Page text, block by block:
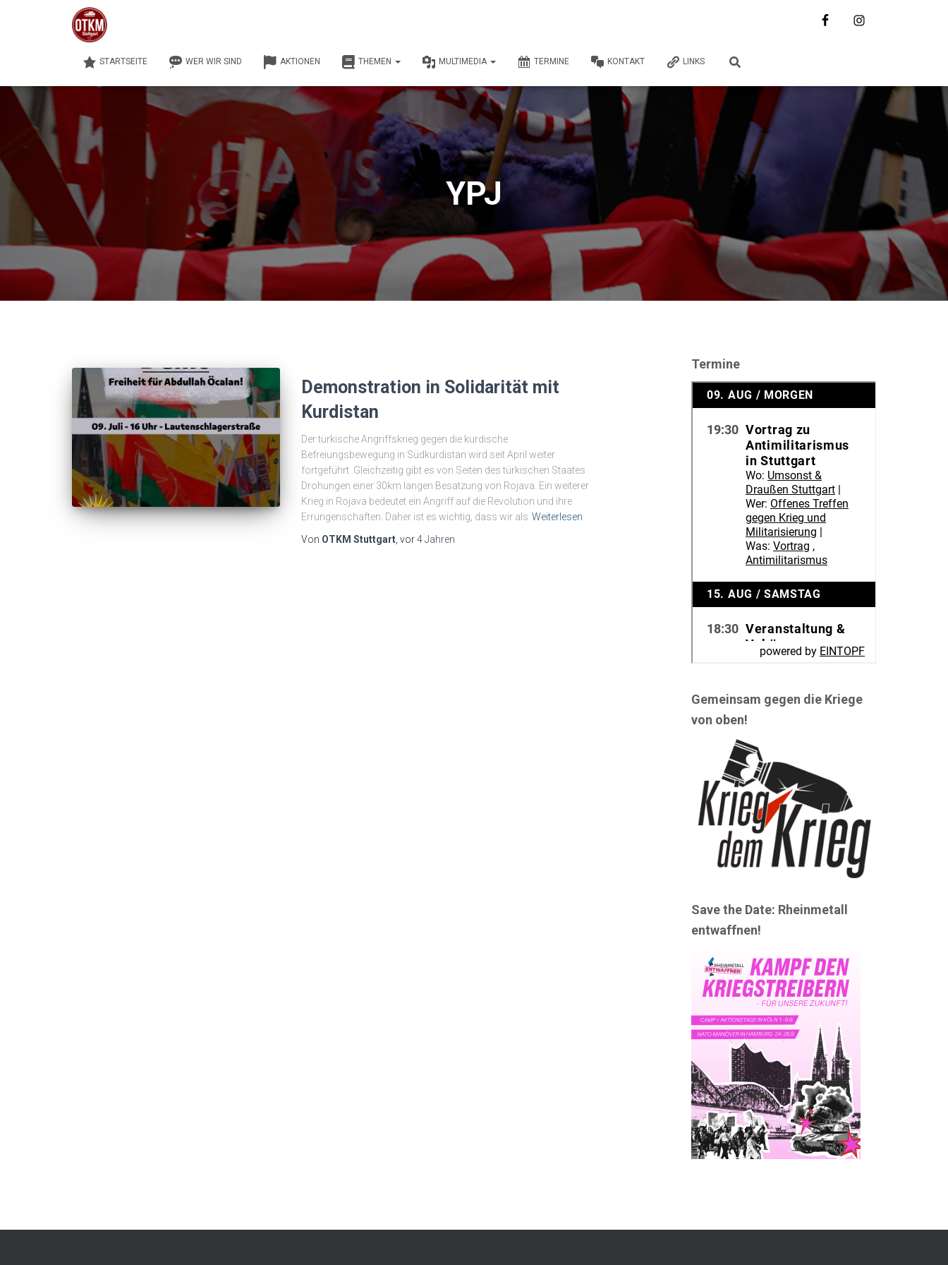
STARTSEITE WER WIR SIND AKTIONEN THEMEN MULTIMEDIA TERMINE KONTAKT LINKS
YPJ
Demonstration in Solidarität mit
Kurdistan
Der türkische Angriffskrieg gegen die kurdische
Befreiungsbewegung in Südkurdistan wird seit April weiter
fortgeführt. Gleichzeitig gibt es von Seiten des türkischen Staates
Drohungen einer 30km langen Besatzung von Rojava. Ein weiterer
Krieg in Rojava bedeutet ein Angriff auf die Revolution und ihre
Errungenschaften. Daher ist es wichtig, dass wir als Weiterlesen
Von OTKM Stuttgart , vor4 Jahren
Termine
Gemeinsam gegen die Kriege
von oben!
Save the Date: Rheinmetall
entwaffnen!